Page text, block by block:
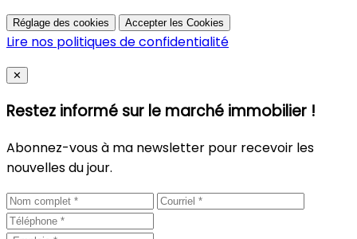
Réglage des cookies Accepter les Cookies
Lire nos politiques de confidentialité
Close
✕
Restez informé sur le marché immobilier !
Abonnez-vous à ma newsletter pour recevoir les
nouvelles du jour.